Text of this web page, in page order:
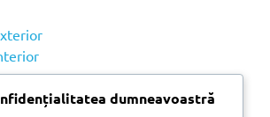
dumneavoastră